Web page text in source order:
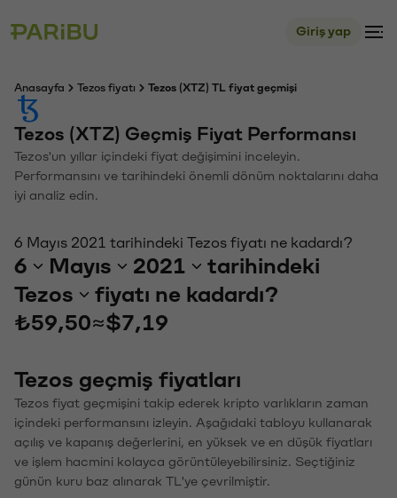
Giriş yap
Anasayfa Tezos fiyatı Tezos (XTZ) TL fiyat geçmişi
Tezos (XTZ) Geçmiş Fiyat Performansı
Tezos'un yıllar içindeki fiyat değişimini inceleyin.
Performansını ve tarihindeki önemli dönüm noktalarını daha
iyi analiz edin.
6 Mayıs 2021 tarihindeki Tezos fiyatı ne kadardı?
6 Mayıs 2021
tarihindeki
Tezos
fiyatı ne kadardı?
₺59,50≈$7,19
Tezos geçmiş fiyatları
Tezos fiyat geçmişini takip ederek kripto varlıkların zaman
içindeki performansını izleyin. Aşağıdaki tabloyu kullanarak
açılış ve kapanış değerlerini, en yüksek ve en düşük fiyatları
ve işlem hacmini kolayca görüntüleyebilirsiniz. Seçtiğiniz
günün kuru baz alınarak TL'ye çevrilmiştir.